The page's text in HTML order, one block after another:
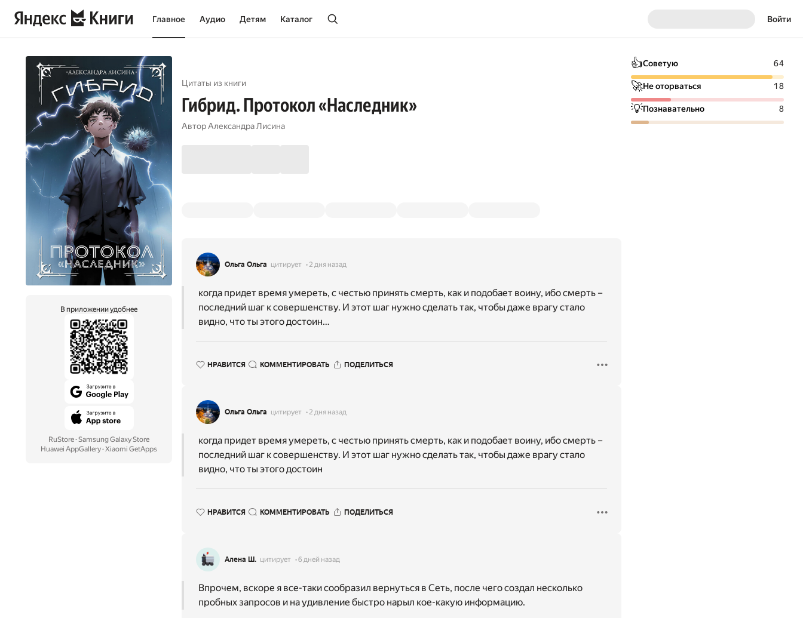
Главное Аудио Детям Каталог Войти
В приложении удобнее
RuStore· Samsung Galaxy Store
Huawei AppGallery· Xiaomi GetApps
Цитаты из книги
Гибрид. Протокол «Наследник»
АвторАлександра Лисина
Ольга Ольга цитирует 2 дня назад
когда придет время умереть, с честью принять смерть, как и подобает воину, ибо смерть –
последний шаг к совершенству. И этот шаг нужно сделать так, чтобы даже врагу стало
видно, что ты этого достоин…
НРАВИТСЯ КОММЕНТИРОВАТЬ ПОДЕЛИТЬСЯ
Ольга Ольга цитирует 2 дня назад
когда придет время умереть, с честью принять смерть, как и подобает воину, ибо смерть –
последний шаг к совершенству. И этот шаг нужно сделать так, чтобы даже врагу стало
видно, что ты этого достоин
НРАВИТСЯ КОММЕНТИРОВАТЬ ПОДЕЛИТЬСЯ
Алена Ш. цитирует 6 дней назад
Впрочем, вскоре я все-таки сообразил вернуться в Сеть, после чего создал несколько
пробных запросов и на удивление быстро нарыл кое-какую информацию.
👍Советую 64
🚀Не оторваться 18
💡Познавательно 8